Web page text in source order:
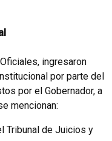
ingresaron
por parte del
por el Gobernador, a
mencionan:
Tribunal de Juicios y